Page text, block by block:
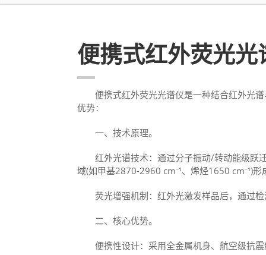
便携式红外荧光光
便携式红外荧光光谱仪是一种结合红外光谱
优势：
一、技术原理。
红外光谱技术‌：通过分子振动/转动能级跃
域(如甲基2870-2960 cm⁻¹、烯烃1650 cm⁻¹)形
荧光增强机制‌：红外光激发样品后，通过检
二、核心优势。
便携性设计‌：采用全金属机身、航空级抗震